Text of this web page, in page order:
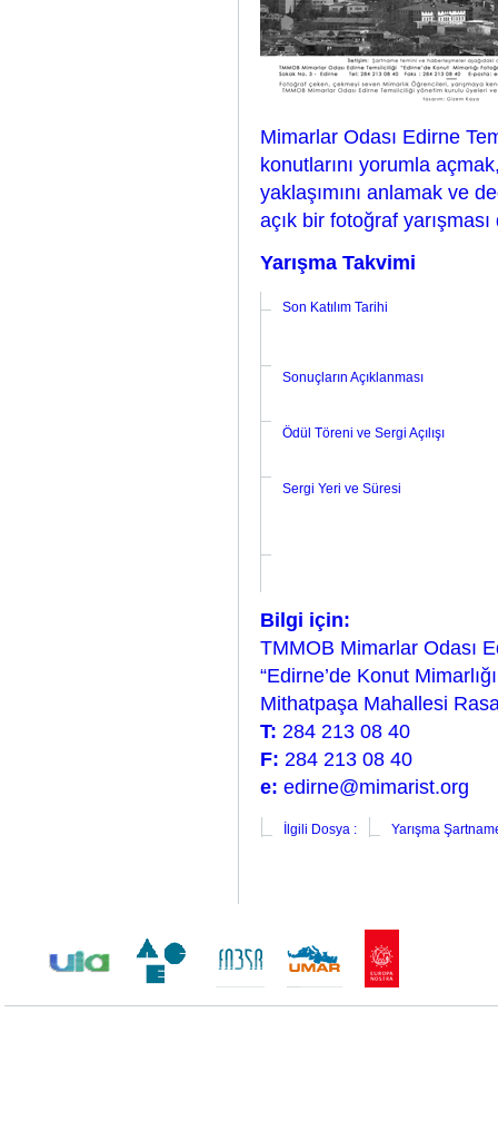
Mimarlar Odası Edirne
konutlarını yorumla
yaklaşımını anlamak ve
açık bir fotoğraf
Yarışma Takvimi
Son Katılım Tarihi
Sonuçların Açıklanması
Ödül Töreni ve Sergi Açılışı
Sergi Yeri ve Süresi
Bilgi için:
TMMOB Mimarlar Odası
“Edirne’de Konut
Mithatpaşa Mahallesi
T: 284 213 08 40
F: 284 213 08 40
e: edirne@mimarist.org
İlgili Dosya : Yarışma